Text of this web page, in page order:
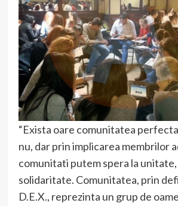
“Exista oare comunitatea
nu, dar prin implicarea membrilor
comunitati putem spera la
solidaritate. Comunitatea, prin
D.E.X., reprezinta un grup de